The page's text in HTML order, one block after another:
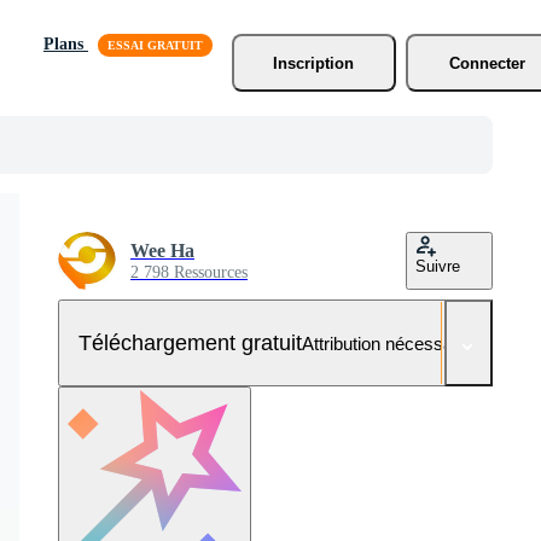
Plans
Inscription
Connecter
Wee Ha
2 798 Ressources Suivre
Téléchargement gratuitAttribution nécessaire